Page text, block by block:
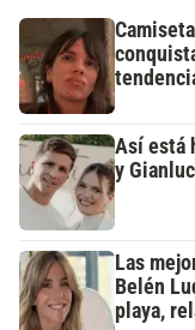
Así está
y
Las
Belén
playa,